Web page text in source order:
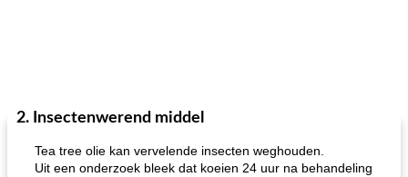
2. Insectenwerend middel
Tea tree olie kan vervelende insecten weghouden.
Uit een onderzoek bleek dat koeien 24 uur na behandeling